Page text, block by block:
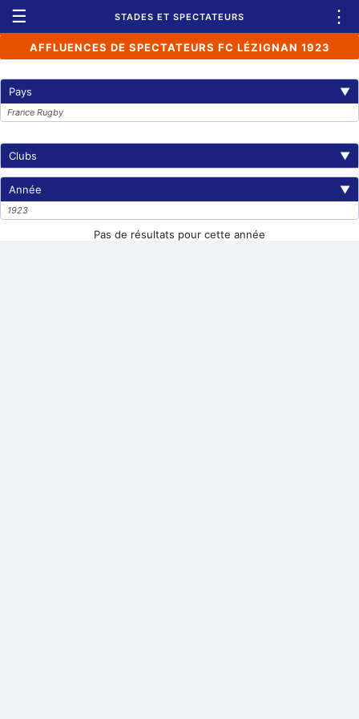
☰ STADES ET SPECTATEURS ⋮
AFFLUENCES DE SPECTATEURS FC LÉZIGNAN 1923
Pays ▼
France Rugby
Clubs ▼
Année ▼
1923
Pas de résultats pour cette année